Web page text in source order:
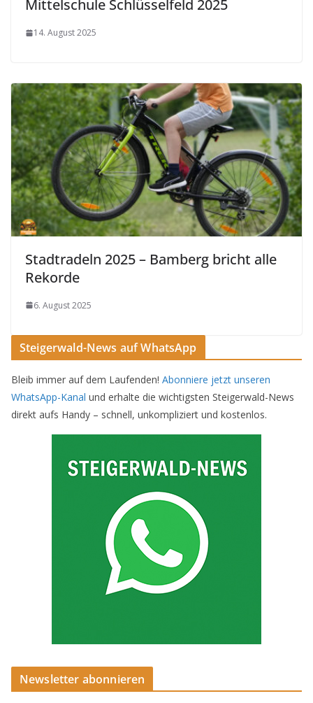
Mittelschule Schlüsselfeld 2025
14. August 2025
Stadtradeln 2025 – Bamberg bricht alle
Rekorde
6. August 2025
Steigerwald-News auf WhatsApp
Bleib immer auf dem Laufenden! Abonniere jetzt unseren
WhatsApp-Kanal und erhalte die wichtigsten Steigerwald-News
direkt aufs Handy – schnell, unkompliziert und kostenlos.
Newsletter abonnieren